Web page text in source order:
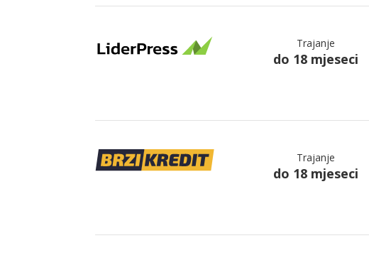
Trajanje
do 18 mjeseci
Trajanje
do 18 mjeseci